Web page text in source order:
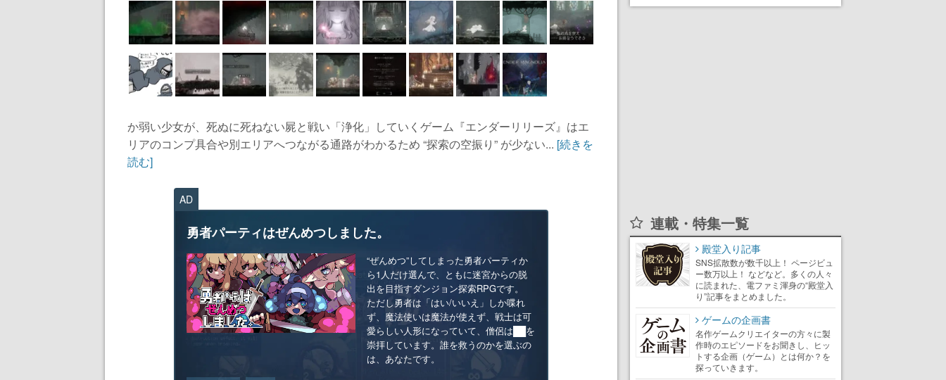
か弱い少女が、死ぬに死ねない屍と戦い「浄化」していくゲーム『エンダーリリーズ』はエ
リアのコンプ具合や別エリアへつながる通路がわかるため “探索の空振り” が少ない... [続きを
読む]
AD
勇者パーティはぜんめつしました。
“ぜんめつ”してしまった勇者パーティか
ら1人だけ選んで、ともに迷宮からの脱
出を目指すダンジョン探索RPGです。
ただし勇者は「はい/いいえ」しか喋れ
ず、魔法使いは魔法が使えず、戦士は可
愛らしい人形になっていて、僧侶は██を
崇拝しています。誰を救うのかを選ぶの
は、あなたです。
連載・特集一覧
殿堂入り記事
SNS拡散数が数千以上！ ページビュ
ー数万以上！ などなど。多くの人々
に読まれた、電ファミ渾身の“殿堂入
り”記事をまとめました。
ゲームの企画書
名作ゲームクリエイターの方々に製
作時のエピソードをお聞きし、ヒッ
トする企画（ゲーム）とは何か？を
探っていきます。